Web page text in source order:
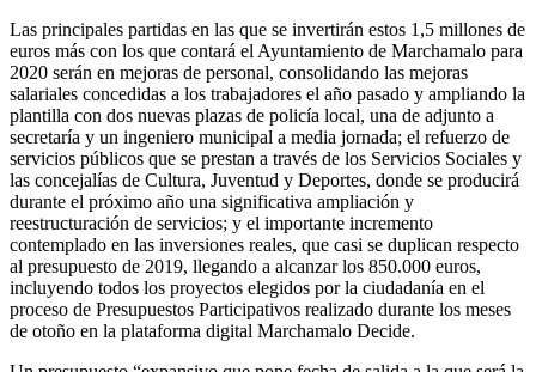
Las principales partidas en las que se invertirán estos 1,5 millones de
euros más con los que contará el Ayuntamiento de Marchamalo para
2020 serán en mejoras de personal, consolidando las mejoras
salariales concedidas a los trabajadores el año pasado y ampliando la
plantilla con dos nuevas plazas de policía local, una de adjunto a
secretaría y un ingeniero municipal a media jornada; el refuerzo de
servicios públicos que se prestan a través de los Servicios Sociales y
las concejalías de Cultura, Juventud y Deportes, donde se producirá
durante el próximo año una significativa ampliación y
reestructuración de servicios; y el importante incremento
contemplado en las inversiones reales, que casi se duplican respecto
al presupuesto de 2019, llegando a alcanzar los 850.000 euros,
incluyendo todos los proyectos elegidos por la ciudadanía en el
proceso de Presupuestos Participativos realizado durante los meses
de otoño en la plataforma digital Marchamalo Decide.